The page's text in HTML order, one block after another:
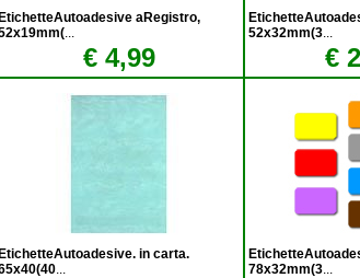
EtichetteAutoadesive aRegistro,
...
€ 4,99
52x32mm(3...
€
EtichetteAutoadesive. in carta.
...
78x32mm(3...